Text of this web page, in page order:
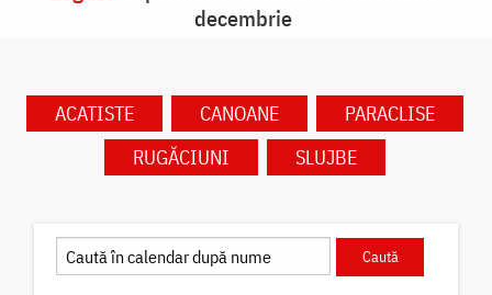
decembrie
ACATISTE CANOANE
PARACLISE
RUGĂCIUNI
SLUJBE